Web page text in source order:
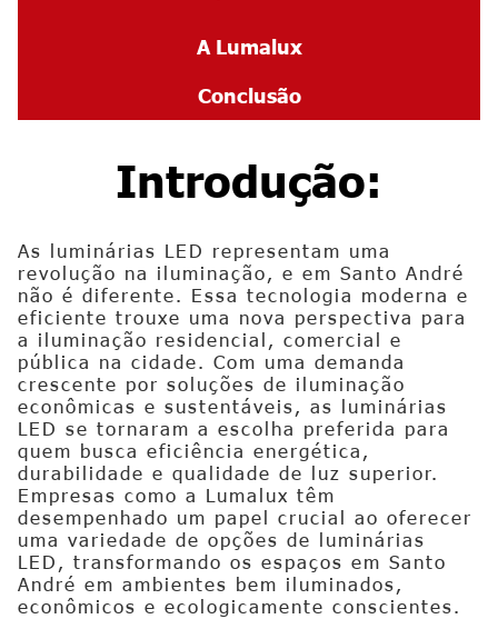
A Lumalux
Conclusão
Introdução:
As luminárias LED representam uma
revolução na iluminação, e em Santo André
não é diferente. Essa tecnologia moderna e
eficiente trouxe uma nova perspectiva para
a iluminação residencial, comercial e
pública na cidade. Com uma demanda
crescente por soluções de iluminação
econômicas e sustentáveis, as luminárias
LED se tornaram a escolha preferida para
quem busca eficiência energética,
durabilidade e qualidade de luz superior.
Empresas como a Lumalux têm
desempenhado um papel crucial ao oferecer
uma variedade de opções de luminárias
LED, transformando os espaços em Santo
André em ambientes bem iluminados,
econômicos e ecologicamente conscientes.